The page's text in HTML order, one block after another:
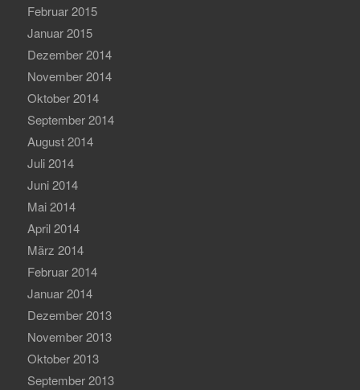
Februar 2015
Januar 2015
Dezember 2014
November 2014
Oktober 2014
September 2014
August 2014
Juli 2014
Juni 2014
Mai 2014
April 2014
März 2014
Februar 2014
Januar 2014
Dezember 2013
November 2013
Oktober 2013
September 2013